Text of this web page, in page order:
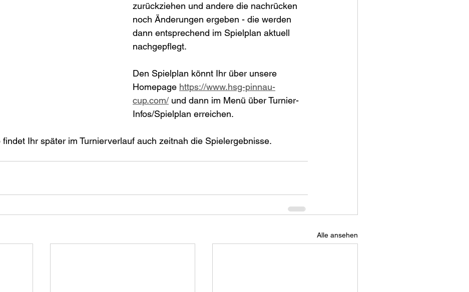
zurückziehen und andere die nachrücken
noch Änderungen ergeben - die werden
dann entsprechend im Spielplan aktuell
nachgepflegt.
Den Spielplan könnt Ihr über unsere
Homepage https://www.hsg-pinnau-
cup.com/ und dann im Menü über Turnier-
Infos/Spielplan erreichen.
Ihr später im Turnierverlauf auch zeitnah die Spielergebnisse.
Alle ansehen